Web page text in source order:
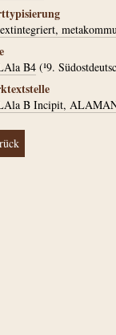
B4 (¹9.
B Incipit,